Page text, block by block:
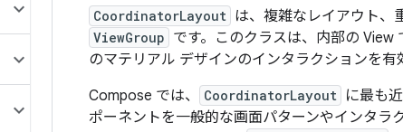
CoordinatorLayout は、複雑なレイアウト、
ViewGroup です。このクラスは、内部の
のマテリアル デザインのインタラクションを有
Compose では、
CoordinatorLayout に最も
ポーネントを一般的な画面パターンやインタラ